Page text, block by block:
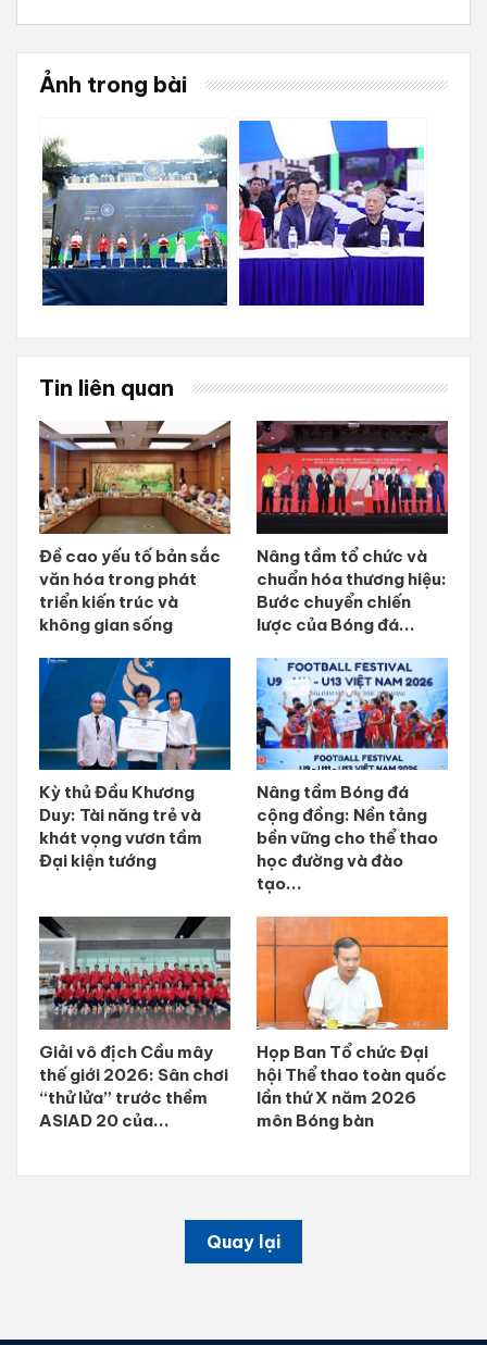
Ảnh trong bài
Tin liên quan
Đề cao yếu tố bản sắc
văn hóa trong phát
triển kiến trúc và
không gian sống
Nâng tầm tổ chức và
chuẩn hóa thương hiệu:
Bước chuyển chiến
lược của Bóng đá...
Kỳ thủ Đầu Khương
Duy: Tài năng trẻ và
khát vọng vươn tầm
Đại kiện tướng
Nâng tầm Bóng đá
cộng đồng: Nền tảng
bền vững cho thể thao
học đường và đào
tạo...
Giải vô địch Cầu mây
thế giới 2026: Sân chơi
“thử lửa” trước thềm
ASIAD 20 của...
Họp Ban Tổ chức Đại
hội Thể thao toàn quốc
lần thứ X năm 2026
môn Bóng bàn
Quay lại